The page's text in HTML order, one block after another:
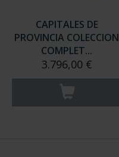
CAPITALES DE
PROVINCIA COLECCION
COMPLET...
3.796,00 €